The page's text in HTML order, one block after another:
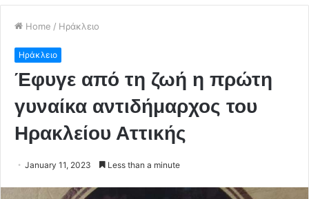
Home / Ηράκλειο
Ηράκλειο
Έφυγε από τη ζωή η πρώτη
γυναίκα αντιδήμαρχος του
Ηρακλείου Αττικής
January 11, 2023 Less than a minute